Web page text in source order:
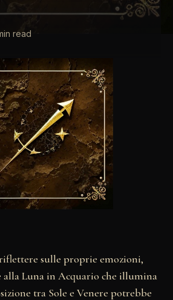
read
sulle proprie emozioni,
alla Luna in Acquario che illumina
tra Sole e Venere potrebbe